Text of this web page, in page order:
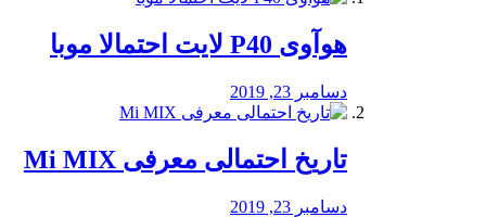
هوآوی P40 لایت احتمالا موبا
دسامبر 23, 2019
تاریخ احتمالی معرفی Mi MIX
دسامبر 23, 2019